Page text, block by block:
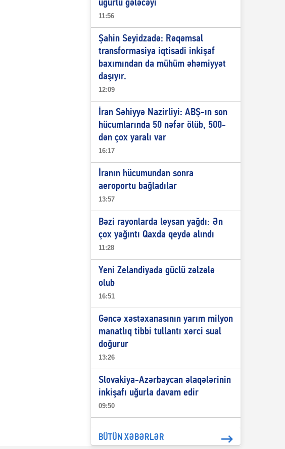
uğurlu gələcəyi
11:56
Şahin Seyidzadə: Rəqəmsal
transformasiya iqtisadi inkişaf
baxımından da mühüm əhəmiyyət
daşıyır.
12:09
İran Səhiyyə Nazirliyi: ABŞ-ın son
hücumlarında 50 nəfər ölüb, 500-
dən çox yaralı var
16:17
İranın hücumundan sonra
aeroportu bağladılar
13:57
Bəzi rayonlarda leysan yağdı: Ən
çox yağıntı Qaxda qeydə alındı
11:28
Yeni Zelandiyada güclü zəlzələ
olub
16:51
Gəncə xəstəxanasının yarım milyon
manatlıq tibbi tullantı xərci sual
doğurur
13:26
Slovakiya-Azərbaycan əlaqələrinin
inkişafı uğurla davam edir
09:50
BÜTÜN XƏBƏRLƏR